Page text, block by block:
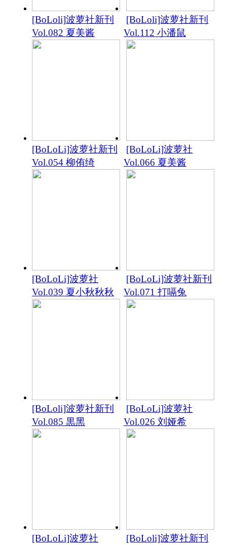
[BoLoli]波萝社新刊
Vol.082 夏美酱
[BoLoli]波萝社新刊
Vol.112 小潘鼠
[BoLoLi]波萝社新刊
Vol.054 柳侑绮
[BoLoLi]波萝社
Vol.066 夏美酱
[BoLoLi]波萝社
Vol.039 夏小秋秋秋
[BoLoLi]波萝社新刊
Vol.071 打嗝兔
[BoLoli]波萝社新刊
Vol.085 黒黑
[BoLoLi]波萝社
Vol.026 刘娅希
[BoLoLi]波萝社
[BoLoli]波萝社新刊